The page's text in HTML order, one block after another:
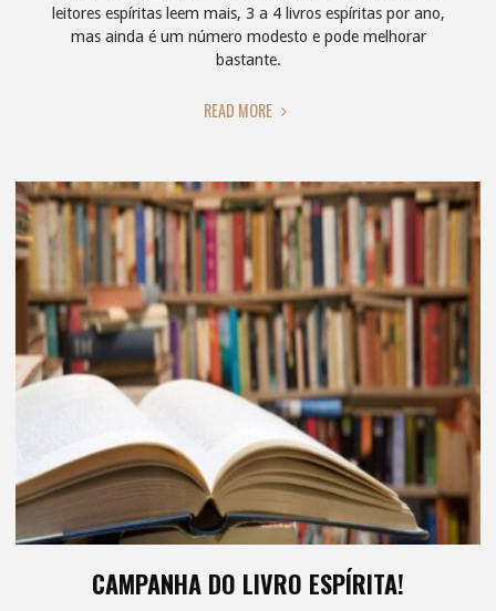
leitores espíritas leem mais, 3 a 4 livros espíritas por ano,
mas ainda é um número modesto e pode melhorar
bastante.
READ MORE "O
POUCO."
CAMPANHA DO LIVRO ESPÍRITA!